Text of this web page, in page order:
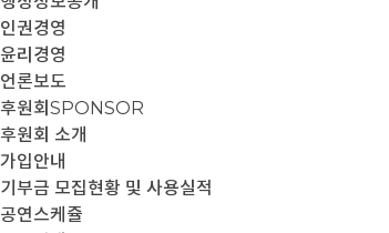
인권경영
윤리경영
언론보도
후원회 SPONSOR
후원회 소개
가입안내
기부금 모집현황 및 사용실적
공연스케쥴